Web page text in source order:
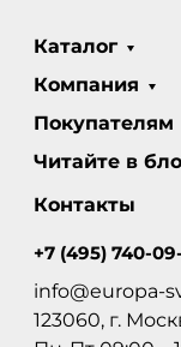
Каталог
Компания
Покупателям
Читайте в
Контакты
+7 (495) 740-
info@europa-
123060, г.